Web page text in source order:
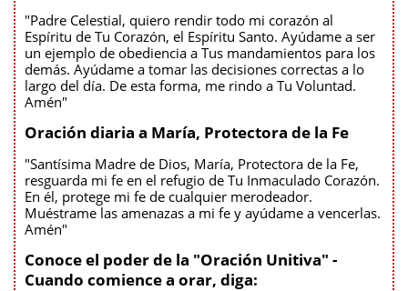
"Padre Celestial, quiero rendir todo mi corazón al
Espíritu de Tu Corazón, el Espíritu Santo. Ayúdame a ser
un ejemplo de obediencia a Tus mandamientos para los
demás. Ayúdame a tomar las decisiones correctas a lo
largo del día. De esta forma, me rindo a Tu Voluntad.
Amén"
Oración diaria a María, Protectora de la Fe
"Santísima Madre de Dios, María, Protectora de la Fe,
resguarda mi fe en el refugio de Tu Inmaculado Corazón.
En él, protege mi fe de cualquier merodeador.
Muéstrame las amenazas a mi fe y ayúdame a vencerlas.
Amén"
Conoce el poder de la "Oración Unitiva" -
Cuando comience a orar, diga: